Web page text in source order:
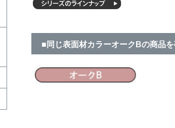
■同じ表面材カラーオークBの商品